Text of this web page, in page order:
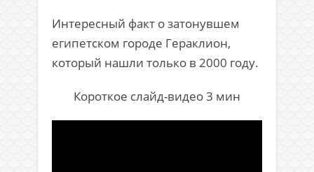
Интересный факт о затонувшем
египетском городе Гераклион,
который нашли только в 2000 году.
Короткое слайд-видео 3 мин